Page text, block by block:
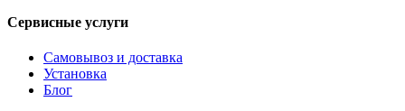
Сервисные услуги
Самовывоз и доставка
Установка
Блог